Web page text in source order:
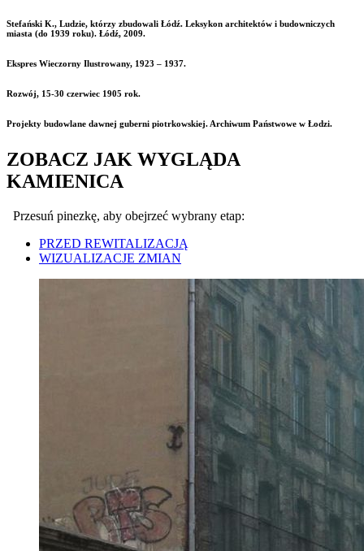
Stefański K., Ludzie, którzy zbudowali Łódź. Leksykon architektów i budowniczych
miasta (do 1939 roku). Łódź, 2009.
Ekspres Wieczorny Ilustrowany, 1923 – 1937.
Rozwój, 15-30 czerwiec 1905 rok.
Projekty budowlane dawnej guberni piotrkowskiej. Archiwum Państwowe w Łodzi.
ZOBACZ JAK WYGLĄDA
KAMIENICA
Przesuń pinezkę, aby obejrzeć wybrany etap:
PRZED REWITALIZACJĄ
WIZUALIZACJE ZMIAN